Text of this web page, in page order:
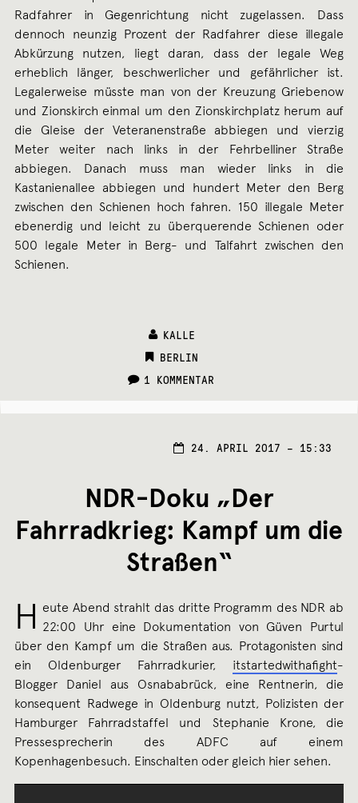
Radfahrer in Gegenrichtung nicht zugelassen. Dass
dennoch neunzig Prozent der Radfahrer diese illegale
Abkürzung nutzen, liegt daran, dass der legale Weg
erheblich länger, beschwerlicher und gefährlicher ist.
Legalerweise müsste man von der Kreuzung Griebenow
und Zionskirch einmal um den Zionskirchplatz herum auf
die Gleise der Veteranenstraße abbiegen und vierzig
Meter weiter nach links in der Fehrbelliner Straße
abbiegen. Danach muss man wieder links in die
Kastanienallee abbiegen und hundert Meter den Berg
zwischen den Schienen hoch fahren. 150 illegale Meter
ebenerdig und leicht zu überquerende Schienen oder
500 legale Meter in Berg- und Talfahrt zwischen den
Schienen.
KALLE
CATEGORIES:
BERLIN
1 KOMMENTAR
24. APRIL 2017 – 15:33
NDR-Doku „Der
Fahrradkrieg: Kampf um die
Straßen“
H eute Abend strahlt das dritte Programm des NDR ab
22:00 Uhr eine Dokumentation von Güven Purtul
über den Kampf um die Straßen aus. Protagonisten sind
ein Oldenburger Fahrradkurier, itstartedwithafight-
Blogger Daniel aus Osnababrück, eine Rentnerin, die
konsequent Radwege in Oldenburg nutzt, Polizisten der
Hamburger Fahrradstaffel und Stephanie Krone, die
Pressesprecherin des ADFC auf einem
Kopenhagenbesuch. Einschalten oder gleich hier sehen.